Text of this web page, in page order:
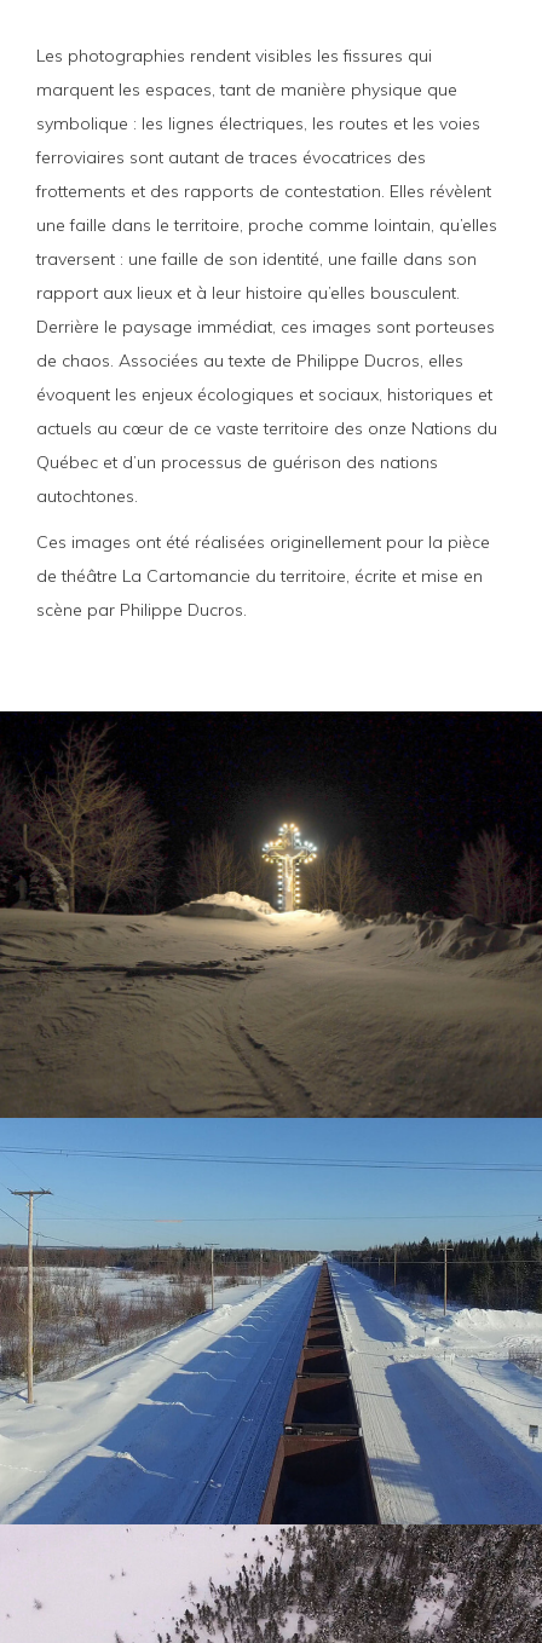
Les photographies rendent visibles les fissures qui
marquent les espaces, tant de manière physique que
symbolique : les lignes électriques, les routes et les voies
ferroviaires sont autant de traces évocatrices des
frottements et des rapports de contestation. Elles révèlent
une faille dans le territoire, proche comme lointain, qu’elles
traversent : une faille de son identité, une faille dans son
rapport aux lieux et à leur histoire qu’elles bousculent.
Derrière le paysage immédiat, ces images sont porteuses
de chaos. Associées au texte de Philippe Ducros, elles
évoquent les enjeux écologiques et sociaux, historiques et
actuels au cœur de ce vaste territoire des onze Nations du
Québec et d’un processus de guérison des nations
autochtones.
Ces images ont été réalisées originellement pour la pièce
de théâtre La Cartomancie du territoire, écrite et mise en
scène par Philippe Ducros.